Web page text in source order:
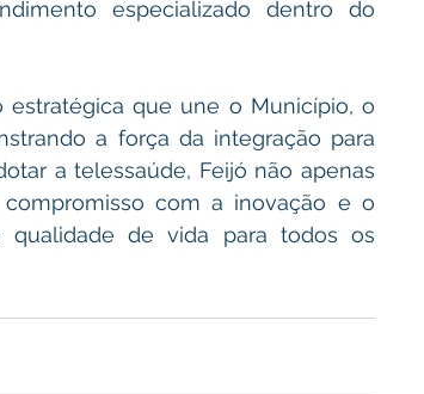
especializado dentro do
a força da integração para
a telessaúde, Feijó não apenas
com a inovação e o
qualidade de vida para todos os